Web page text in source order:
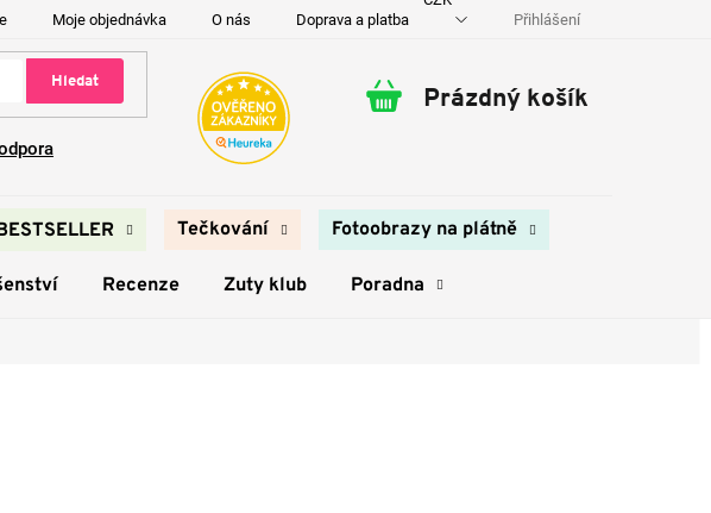
Moje objednávka O nás Doprava a platba Kontakty Přihlášení
Hledat
Nákupní
Prázdný košík
Tečkování Fotoobrazy na plátně
Recenze Zuty klub Poradna